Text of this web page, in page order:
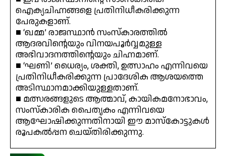
ഐക്യചിഹ്നങ്ങളെ പ്രതിനിധീകരിക്കുന്ന
പേരുകളാണ്.
■ ‘ഖമ്മ’ രാജസ്ഥാൻ സംസ്കാരത്തിൽ
ആദരവിന്റെയും വിനയപൂർവ്വമുള്ള
അഭിവാദനത്തിന്റെയും ചിഹ്നമാണ്.
■ ‘ഘണി’ ധൈര്യം, ശക്തി, ഉത്സാഹം എന്നിവയെ
പ്രതിനിധീകരിക്കുന്ന പ്രാദേശിക ആശയത്തെ
അടിസ്ഥാനമാക്കിയുള്ളതാണ്.
■ മത്സരങ്ങളുടെ ആത്മാവ്, കായികമനോഭാവം,
സംസ്കാരിക പൈതൃകം എന്നിവയെ
ആഘോഷിക്കുന്നതിനായി ഈ മാസ്കോട്ടുകൾ
രൂപകൽപ്പന ചെയ്തിരിക്കുന്നു.